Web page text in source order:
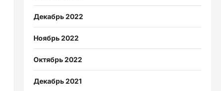
Декабрь 2022
Ноябрь 2022
Октябрь 2022
Декабрь 2021